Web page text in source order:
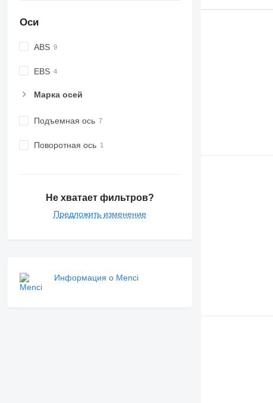
Оси
ABS
EBS
Марка осей
Подъемная ось
Поворотная ось
Не хватает фильтров?
Предложить изменение
Информация о Menci